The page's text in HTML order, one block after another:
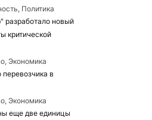
Политика
разработало новый
критической
Экономика
в
Экономика
еще две единицы